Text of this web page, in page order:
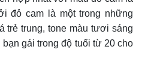
đỏ cam là một trong những
trẻ trung, tone màu tươi sáng
gái trong độ tuổi từ 20 cho